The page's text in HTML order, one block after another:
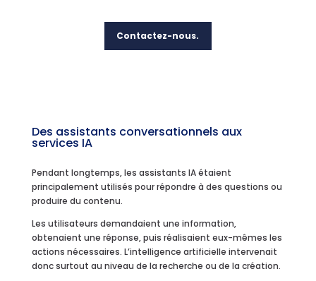
Contactez-nous.
Des assistants conversationnels aux
services IA
Pendant longtemps, les assistants IA étaient
principalement utilisés pour répondre à des questions ou
produire du contenu.
Les utilisateurs demandaient une information,
obtenaient une réponse, puis réalisaient eux-mêmes les
actions nécessaires. L’intelligence artificielle intervenait
donc surtout au niveau de la recherche ou de la création.